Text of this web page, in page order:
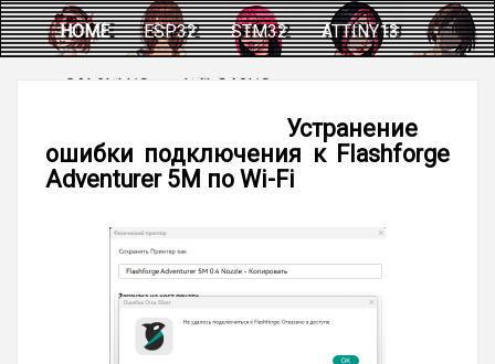
HOME ESP32 STM32 ATTINY13
CALCULUS HELPERUS
Устранение
ошибки подключения к Flashforge
Adventurer 5M по Wi-Fi